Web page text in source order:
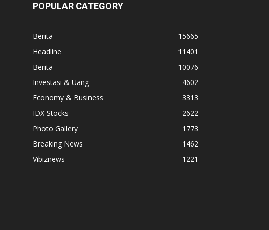
POPULAR CATEGORY
Berita
15665
Headline
11401
Berita
10076
Investasi & Uang
4602
Economy & Business
3313
IDX Stocks
2622
Photo Gallery
1773
Breaking News
1462
Vibiznews
1221